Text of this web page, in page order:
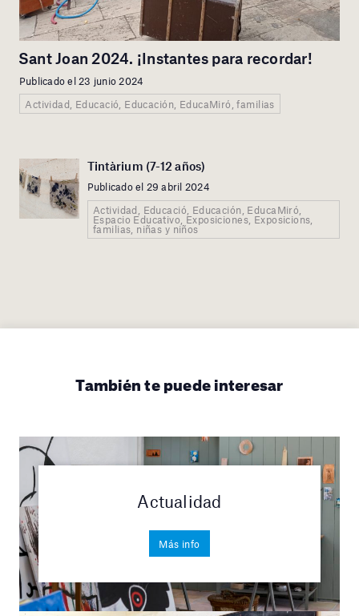
Sant Joan 2024. ¡Instantes para recordar!
Publicado el 23 junio 2024
Actividad, Educació, Educación, EducaMiró, familias
Tintàrium (7-12 años)
Publicado el 29 abril 2024
Actividad, Educació, Educación, EducaMiró,
Espacio Educativo, Exposiciones, Exposicions,
familias, niñas y niños
También te puede interesar
Actualidad
Más info